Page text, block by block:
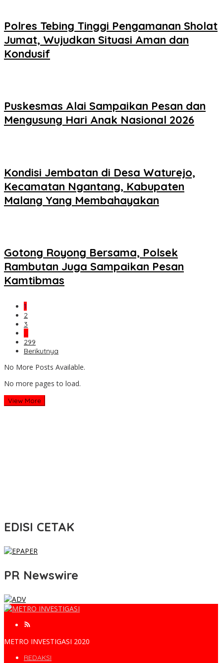
Polres Tebing Tinggi Pengamanan Sholat
Jumat, Wujudkan Situasi Aman dan
Kondusif
Puskesmas Alai Sampaikan Pesan dan
Mengusung Hari Anak Nasional 2026
Kondisi Jembatan di Desa Waturejo,
Kecamatan Ngantang, Kabupaten
Malang Yang Membahayakan
Gotong Royong Bersama, Polsek
Rambutan Juga Sampaikan Pesan
Kamtibmas
1
2
3
…
299
Berikutnya
No More Posts Available.
No more pages to load.
View More
EDISI CETAK
PR Newswire
METRO INVESTIGASI 2020
REDAKSI